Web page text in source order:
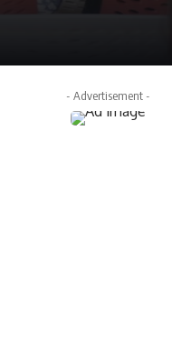
- Advertisement -